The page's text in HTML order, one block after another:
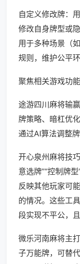
自定义修改牌：
修改自身牌型或
用于多种场景（
规则，维护公平环
聚焦相关游戏功
途游四川麻将输
牌策略、暗杠优
通过AI算法调整
开心泉州麻将技
意选牌”“控制牌
反映其他玩家可
的情况。这些工
段实现不平公，且
微乐河南麻将主
子万能牌，可替